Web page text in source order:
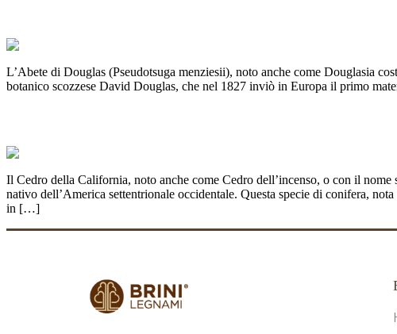
L’Abete di Douglas (Pseudotsuga menziesii), noto anche come Douglasia
botanico scozzese David Douglas, che nel 1827 inviò in Europa il primo
Il Cedro della California, noto anche come Cedro dell’incenso, o con il nome
nativo dell’America settentrionale occidentale. Questa specie di conifera,
in […]